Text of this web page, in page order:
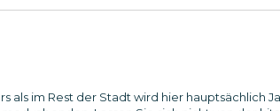
als im Rest der Stadt wird hier hauptsächlich